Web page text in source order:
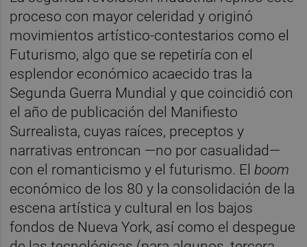
proceso con mayor celeridad y originó
movimientos artístico-contestarios como el
Futurismo, algo que se repetiría con el
esplendor económico acaecido tras la
Segunda Guerra Mundial y que coincidió con
el año de publicación del Manifiesto
Surrealista, cuyas raíces, preceptos y
narrativas entroncan —no por casualidad—
con el romanticismo y el futurismo. Elboom
económico de los 80 y la consolidación de la
escena artística y cultural en los bajos
fondos de Nueva York, así como el despegue